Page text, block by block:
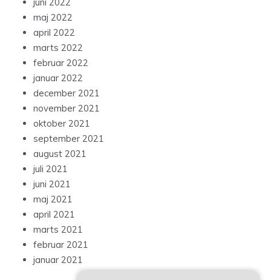
maj 2022
april 2022
marts 2022
februar 2022
januar 2022
december 2021
november 2021
oktober 2021
september 2021
august 2021
juli 2021
juni 2021
maj 2021
april 2021
marts 2021
februar 2021
januar 2021